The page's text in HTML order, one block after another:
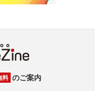
料 のご案内